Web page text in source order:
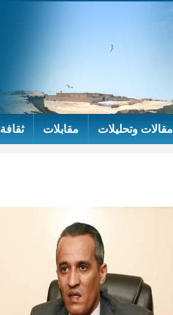
مقالات وتحليلات مقابلات ثقافة